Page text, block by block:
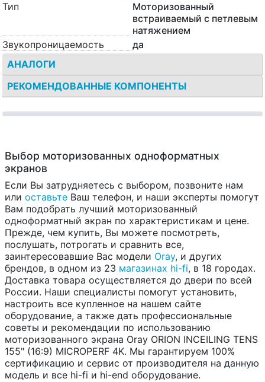
Тип
Моторизованный
встраиваемый с петлевым
натяжением
Звукопроницаемость
да
АНАЛОГИ
РЕКОМЕНДОВАННЫЕ КОМПОНЕНТЫ
Выбор моторизованных одноформатных
экранов
Если Вы затрудняетесь с выбором, позвоните нам
или оставьте Ваш телефон, и наши эксперты помогут
Вам подобрать лучший моторизованный
одноформатный экран по характеристикам и цене.
Прежде, чем купить, Вы можете посмотреть,
послушать, потрогать и сравнить все,
заинтересовавшие Вас модели Oray, и других
брендов, в одном из 23 магазинах hi-fi, в 18 городах.
Доставка товара осуществляется до двери по всей
России. Наши специалисты помогут установить,
настроить все купленное на нашем сайте
оборудование, а также дать профессиональные
советы и рекомендации по использованию
моторизованного экрана Oray ORION INCEILING TENS
155" (16:9) MICROPERF 4K. Мы гарантируем 100%
сертификацию и сервис от производителя на данную
модель и все hi-fi и hi-end оборудование.